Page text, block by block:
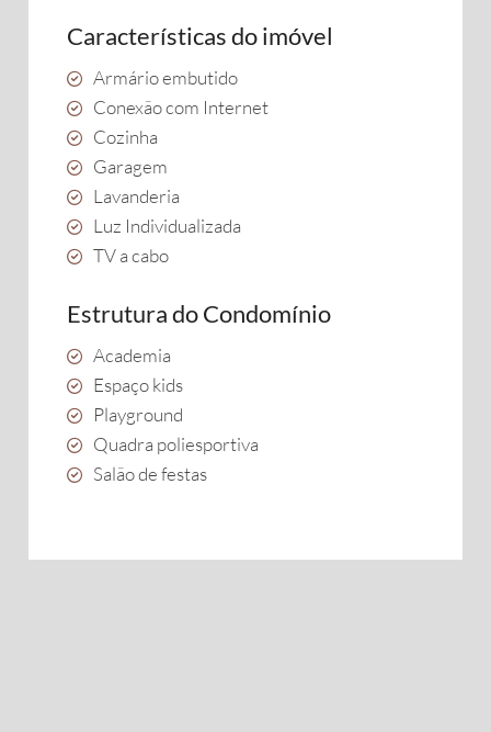
Características do imóvel
Armário embutido
Conexão com Internet
Cozinha
Garagem
Lavanderia
Luz Individualizada
TV a cabo
Estrutura do Condomínio
Academia
Espaço kids
Playground
Quadra poliesportiva
Salão de festas